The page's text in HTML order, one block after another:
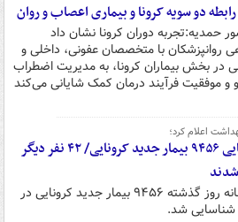
دو سویه کرونا و بیماری اعصاب و روان
حمدیه:تجربه دوران کرونا نشان داد
روانپزشکان با متخصصان عفونی، داخلی و
در بخش بیماران کرونا، به مدیریت اضطراب
و موفقیت فرآیند درمان کمک شایانی می‌کند
اعلام کرد؛
شناسایی ۹۴۵۶ بیمار جدید کرونایی/ ۴۲ نفر دیگر
در شبانه روز گذشته ۹۴۵۶ بیمار جدید کرونایی در
شد.